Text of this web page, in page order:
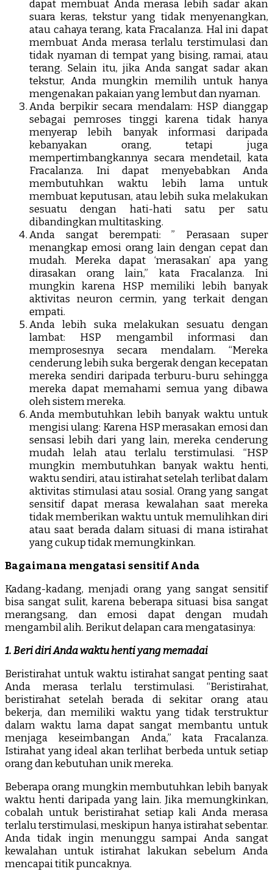
dapat membuat Anda merasa lebih sadar akan
suara keras, tekstur yang tidak menyenangkan,
atau cahaya terang, kata Fracalanza. Hal ini dapat
membuat Anda merasa terlalu terstimulasi dan
tidak nyaman di tempat yang bising, ramai, atau
terang. Selain itu, jika Anda sangat sadar akan
tekstur, Anda mungkin memilih untuk hanya
mengenakan pakaian yang lembut dan nyaman.
Anda berpikir secara mendalam: HSP dianggap
sebagai pemroses tinggi karena tidak hanya
menyerap lebih banyak informasi daripada
kebanyakan orang, tetapi juga
mempertimbangkannya secara mendetail, kata
Fracalanza. Ini dapat menyebabkan Anda
membutuhkan waktu lebih lama untuk
membuat keputusan, atau lebih suka melakukan
sesuatu dengan hati-hati satu per satu
dibandingkan multitasking.
Anda sangat berempati: ” Perasaan super
menangkap emosi orang lain dengan cepat dan
mudah. ​​Mereka dapat ‘merasakan’ apa yang
dirasakan orang lain,” kata Fracalanza. Ini
mungkin karena HSP memiliki lebih banyak
aktivitas neuron cermin, yang terkait dengan
empati.
Anda lebih suka melakukan sesuatu dengan
lambat: HSP mengambil informasi dan
memprosesnya secara mendalam. “Mereka
cenderung lebih suka bergerak dengan kecepatan
mereka sendiri daripada terburu-buru sehingga
mereka dapat memahami semua yang dibawa
oleh sistem mereka.
Anda membutuhkan lebih banyak waktu untuk
mengisi ulang: Karena HSP merasakan emosi dan
sensasi lebih dari yang lain, mereka cenderung
mudah lelah atau terlalu terstimulasi. “HSP
mungkin membutuhkan banyak waktu henti,
waktu sendiri, atau istirahat setelah terlibat dalam
aktivitas stimulasi atau sosial. Orang yang sangat
sensitif dapat merasa kewalahan saat mereka
tidak memberikan waktu untuk memulihkan diri
atau saat berada dalam situasi di mana istirahat
yang cukup tidak memungkinkan.
Bagaimana mengatasi sensitif Anda
Kadang-kadang, menjadi orang yang sangat sensitif
bisa sangat sulit, karena beberapa situasi bisa sangat
merangsang, dan emosi dapat dengan mudah
mengambil alih. Berikut delapan cara mengatasinya:
1. Beri diri Anda waktu henti yang memadai
Beristirahat untuk waktu istirahat sangat penting saat
Anda merasa terlalu terstimulasi. “Beristirahat,
beristirahat setelah berada di sekitar orang atau
bekerja, dan memiliki waktu yang tidak terstruktur
dalam waktu lama dapat sangat membantu untuk
menjaga keseimbangan Anda,” kata Fracalanza.
Istirahat yang ideal akan terlihat berbeda untuk setiap
orang dan kebutuhan unik mereka.
Beberapa orang mungkin membutuhkan lebih banyak
waktu henti daripada yang lain. Jika memungkinkan,
cobalah untuk beristirahat setiap kali Anda merasa
terlalu terstimulasi, meskipun hanya istirahat sebentar.
Anda tidak ingin menunggu sampai Anda sangat
kewalahan untuk istirahat lakukan sebelum Anda
mencapai titik puncaknya.